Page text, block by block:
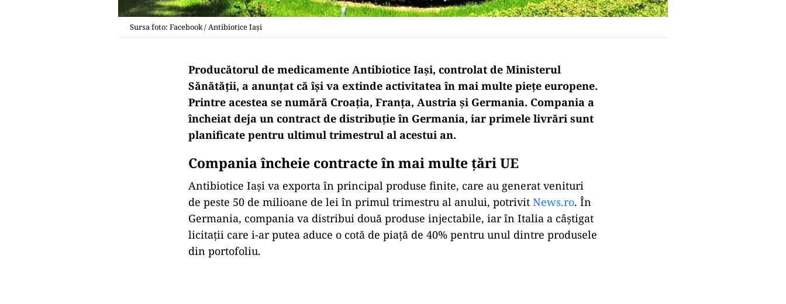
Sursa foto: Facebook / Antibiotice Iași
Producătorul de medicamente Antibiotice Iași, controlat de Ministerul
Sănătății, a anunțat că își va extinde activitatea în mai multe piețe europene.
Printre acestea se numără Croația, Franța, Austria și Germania. Compania a
încheiat deja un contract de distribuție în Germania, iar primele livrări sunt
planificate pentru ultimul trimestrul al acestui an.
Compania încheie contracte în mai multe țări UE
Antibiotice Iași va exporta în principal produse finite, care au generat venituri
de peste 50 de milioane de lei în primul trimestru al anului, potrivit News.ro. În
Germania, compania va distribui două produse injectabile, iar în Italia a câștigat
licitații care i-ar putea aduce o cotă de piață de 40% pentru unul dintre produsele
din portofoliu.